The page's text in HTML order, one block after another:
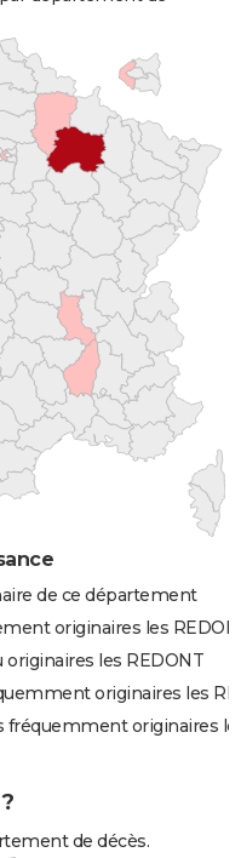
de ce département
originaires les
les REDONT
originaires les
originaires
de décès.